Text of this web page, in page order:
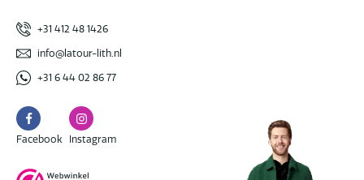
+31 412 48 1426
info@latour-lith.nl
+31 6 44 02 86 77
Facebook
Facebook
Instagram
Instagram